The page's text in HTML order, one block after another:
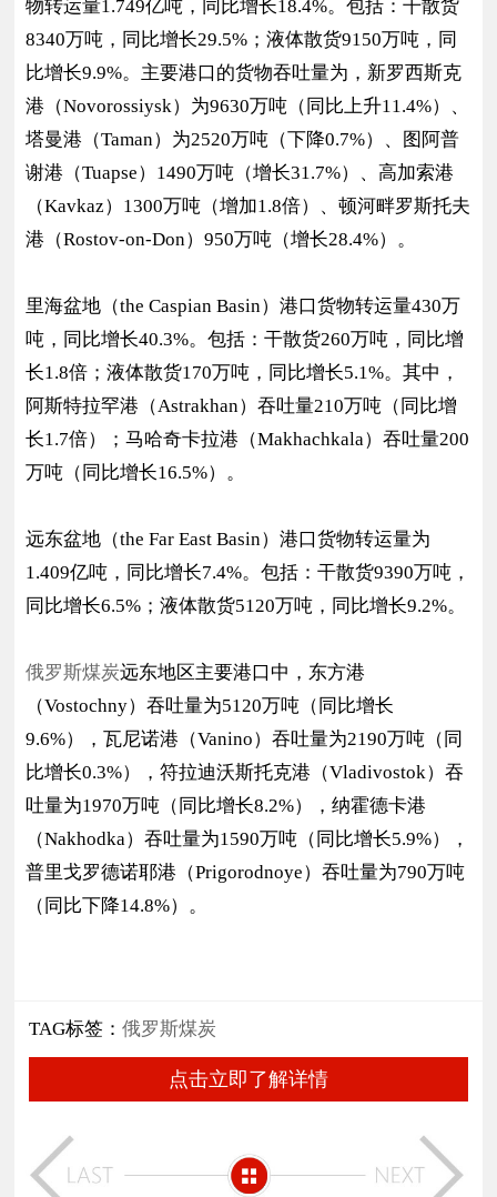
物转运量1.749亿吨，同比增长18.4%。包括：干散货
8340万吨，同比增长29.5%；液体散货9150万吨，同
比增长9.9%。主要港口的货物吞吐量为，新罗西斯克
港（Novorossiysk）为9630万吨（同比上升11.4%）、
塔曼港（Taman）为2520万吨（下降0.7%）、图阿普
谢港（Tuapse）1490万吨（增长31.7%）、高加索港
（Kavkaz）1300万吨（增加1.8倍）、顿河畔罗斯托夫
港（Rostov-on-Don）950万吨（增长28.4%）。
里海盆地（the Caspian Basin）港口货物转运量430万
吨，同比增长40.3%。包括：干散货260万吨，同比增
长1.8倍；液体散货170万吨，同比增长5.1%。其中，
阿斯特拉罕港（Astrakhan）吞吐量210万吨（同比增
长1.7倍）；马哈奇卡拉港（Makhachkala）吞吐量200
万吨（同比增长16.5%）。
远东盆地（the Far East Basin）港口货物转运量为
1.409亿吨，同比增长7.4%。包括：干散货9390万吨，
同比增长6.5%；液体散货5120万吨，同比增长9.2%。
俄罗斯煤炭远东地区主要港口中，东方港
（Vostochny）吞吐量为5120万吨（同比增长
9.6%），瓦尼诺港（Vanino）吞吐量为2190万吨（同
比增长0.3%），符拉迪沃斯托克港（Vladivostok）吞
吐量为1970万吨（同比增长8.2%），纳霍德卡港
（Nakhodka）吞吐量为1590万吨（同比增长5.9%），
普里戈罗德诺耶港（Prigorodnoye）吞吐量为790万吨
（同比下降14.8%）。
TAG标签：俄罗斯煤炭
点击立即了解详情